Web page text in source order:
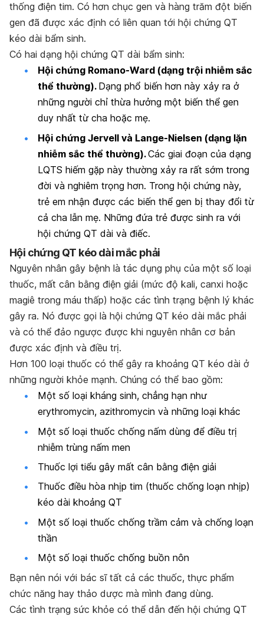
thống điện tim. Có hơn chục gen và hàng trăm đột biến
gen đã được xác định có liên quan tới hội chứng QT
kéo dài bẩm sinh.
Có hai dạng hội chứng QT dài bẩm sinh:
Hội chứng Romano-Ward (dạng trội nhiễm sắc
thể thường). Dạng phổ biến hơn này xảy ra ở
những người chỉ thừa hưởng một biến thể gen
duy nhất từ ​​cha hoặc mẹ.
Hội chứng Jervell và Lange-Nielsen (dạng lặn
nhiễm sắc thể thường).Các giai đoạn của dạng
LQTS hiếm gặp này thường xảy ra rất sớm trong
đời và nghiêm trọng hơn. Trong hội chứng này,
trẻ em nhận được các biến thể gen bị thay đổi từ
cả cha lẫn mẹ. Những đứa trẻ được sinh ra với
hội chứng QT dài và điếc.
Hội chứng QT kéo dài mắc phải
Nguyên nhân gây bệnh là tác dụng phụ của một số loại
thuốc, mất cân bằng điện giải (mức độ kali, canxi hoặc
magiê trong máu thấp) hoặc các tình trạng bệnh lý khác
gây ra. Nó được gọi là hội chứng QT kéo dài mắc phải
và có thể đảo ngược được khi nguyên nhân cơ bản
được xác định và điều trị.
Hơn 100 loại thuốc có thể gây ra khoảng QT kéo dài ở
những người khỏe mạnh. Chúng có thể bao gồm:
Một số loại kháng sinh, chẳng hạn như
erythromycin, azithromycin và những loại khác
Một số loại thuốc chống nấm dùng để điều trị
nhiễm trùng nấm men
Thuốc lợi tiểu gây mất cân bằng điện giải
Thuốc điều hòa nhịp tim (thuốc chống loạn nhịp)
kéo dài khoảng QT
Một số loại thuốc chống trầm cảm và chống loạn
thần
Một số loại thuốc chống buồn nôn
Bạn nên nói với bác sĩ tất cả các thuốc, thực phẩm
chức năng hay thảo dược mà mình đang dùng.
Các tình trạng sức khỏe có thể dẫn đến hội chứng QT